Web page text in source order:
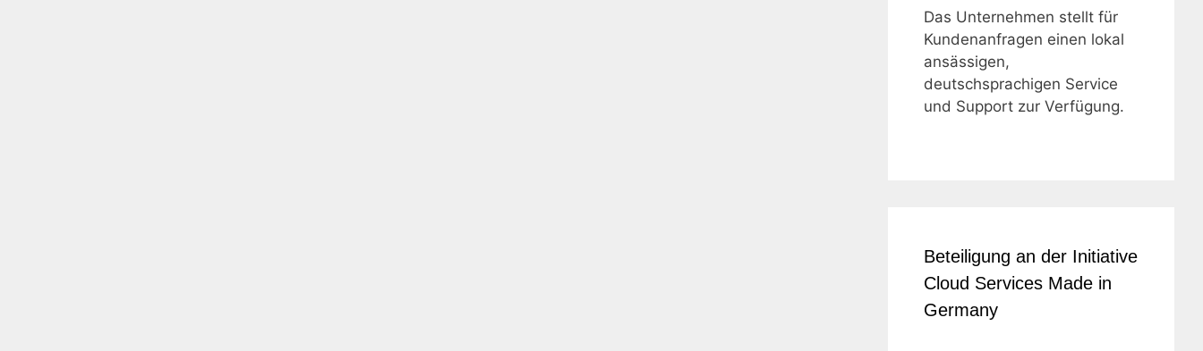
Das Unternehmen stellt für
Kundenanfragen einen lokal
ansässigen,
deutschsprachigen Service
und Support zur Verfügung.
Beteiligung an der Initiative
Cloud Services Made in
Germany